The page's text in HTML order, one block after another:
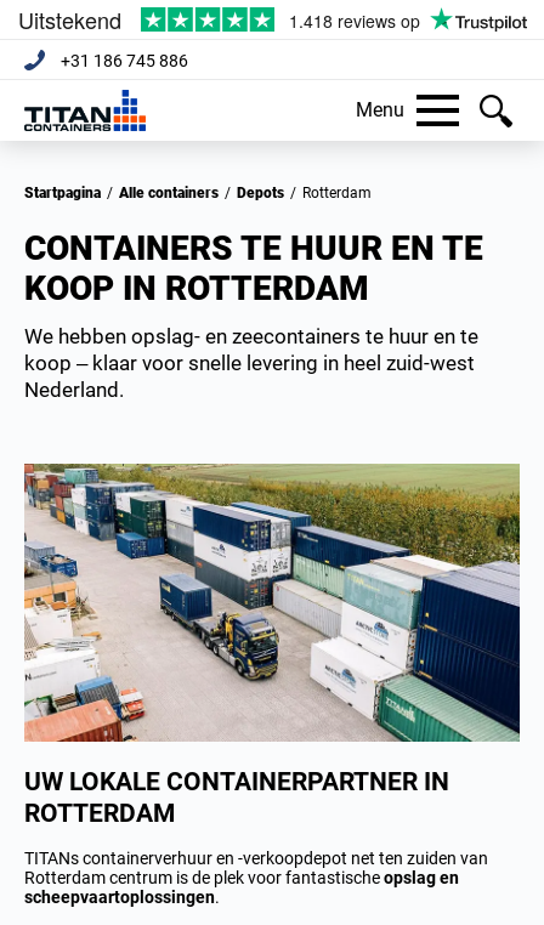
+31 186 745 886
Menu
Startpagina / Alle containers / Depots / Rotterdam
CONTAINERS TE HUUR EN TE
KOOP IN ROTTERDAM
We hebben opslag- en zeecontainers te huur en te
koop – klaar voor snelle levering in heel zuid-west
Nederland.
UW LOKALE CONTAINERPARTNER IN
ROTTERDAM
TITANs containerverhuur en -verkoopdepot net ten zuiden van
Rotterdam centrum is de plek voor fantastischeopslag en
scheepvaartoplossingen.